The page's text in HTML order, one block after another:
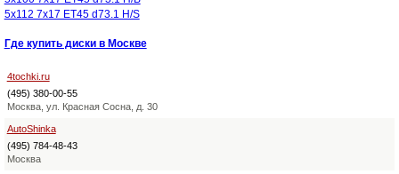
5x112 7x17 ET45 d73.1 H/S
Где купить диски в Москве
4tochki.ru
(495) 380-00-55
Москва, ул. Красная Сосна, д. 30
AutoShinka
(495) 784-48-43
Москва